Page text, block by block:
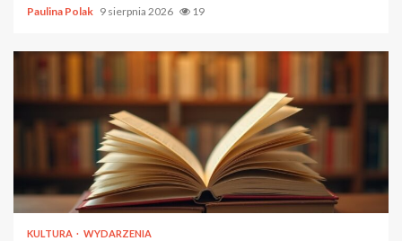
Paulina Polak 9 sierpnia 2026 19
KULTURA WYDARZENIA